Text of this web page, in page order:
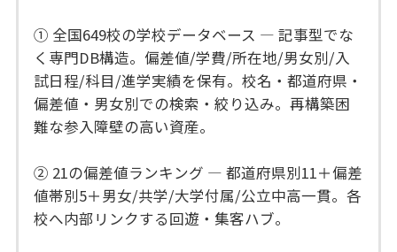
① 全国649校の学校データベース — 記事型でな
く専門DB構造。偏差値/学費/所在地/男女別/入
試日程/科目/進学実績を保有。校名・都道府県・
偏差値・男女別での検索・絞り込み。再構築困
難な参入障壁の高い資産。
② 21の偏差値ランキング — 都道府県別11＋偏差
値帯別5＋男女/共学/大学付属/公立中高一貫。各
校へ内部リンクする回遊・集客ハブ。